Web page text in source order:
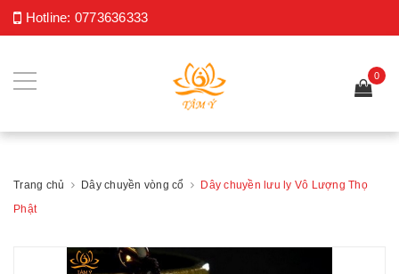
Hotline: 0773636333
0
Trang chủ Dây chuyền vòng cổ Dây chuyền lưu ly Vô Lượng Thọ
Phật